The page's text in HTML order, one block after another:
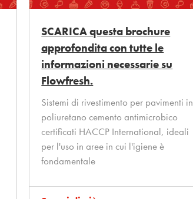
SCARICA questa brochure
approfondita con tutte le
informazioni necessarie su
Flowfresh.
Sistemi di rivestimento per pavimenti in
poliuretano cemento antimicrobico
certificati HACCP International, ideali
per l'uso in aree in cui l'igiene è
fondamentale